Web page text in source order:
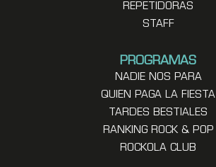
REPETIDORAS
STAFF
PROGRAMAS
NADIE NOS PARA
QUIEN PAGA LA FIESTA
TARDES BESTIALES
RANKING ROCK & POP
ROCKOLA CLUB